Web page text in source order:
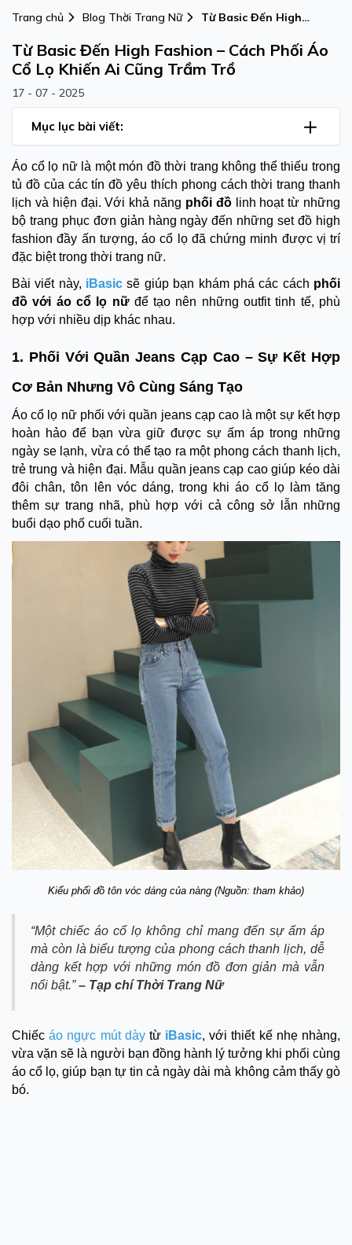
Trang chủ Blog Thời Trang Nữ
Từ Basic Đến High
Cổ Lọ Khiến Ai Cũng
Trầm Trồ
Từ Basic Đến High Fashion – Cách Phối Áo
Cổ Lọ Khiến Ai Cũng Trầm Trồ
17 - 07 - 2025
Mục lục bài viết:
Áo cổ lọ nữ là một món đồ thời trang không thể thiếu trong
tủ đồ của các tín đồ yêu thích phong cách thời trang thanh
lịch và hiện đại. Với khả năng phối đồlinh hoạt từ những
bộ trang phục đơn giản hàng ngày đến những set đồ high
fashion đầy ấn tượng, áo cổ lọ đã chứng minh được vị trí
đặc biệt trong thời trang nữ.
Bài viết này, iBasic sẽ giúp bạn khám phá các cách phối
đồ với áo cổ lọ nữđể tạo nên những outfit tinh tế, phù
hợp với nhiều dịp khác nhau.
1. Phối Với Quần Jeans Cạp Cao – Sự Kết Hợp
Cơ Bản Nhưng Vô Cùng Sáng Tạo
Áo cổ lọ nữ phối với quần jeans cạp cao là một sự kết hợp
hoàn hảo để bạn vừa giữ được sự ấm áp trong những
ngày se lạnh, vừa có thể tạo ra một phong cách thanh lịch,
trẻ trung và hiện đại. Mẫu quần jeans cạp cao giúp kéo dài
đôi chân, tôn lên vóc dáng, trong khi áo cổ lọ làm tăng
thêm sự trang nhã, phù hợp với cả công sở lẫn những
buổi dạo phố cuối tuần.
Kiểu phối đồ tôn vóc dáng của nàng (Nguồn: tham khảo)
“Một chiếc áo cổ lọ không chỉ mang đến sự ấm áp
mà còn là biểu tượng của phong cách thanh lịch, dễ
dàng kết hợp với những món đồ đơn giản mà vẫn
nổi bật.”– Tạp chí Thời Trang Nữ
Chiếcáo ngực mút dàytừ iBasic, với thiết kế nhẹ nhàng,
vừa vặn sẽ là người bạn đồng hành lý tưởng khi phối cùng
áo cổ lọ, giúp bạn tự tin cả ngày dài mà không cảm thấy gò
bó.